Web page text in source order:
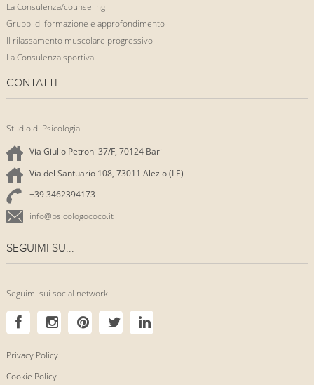
La Consulenza/counseling
Gruppi di formazione e approfondimento
Il rilassamento muscolare progressivo
La Consulenza sportiva
CONTATTI
Studio di Psicologia
Via Giulio Petroni 37/F, 70124 Bari
Via del Santuario 108, 73011 Alezio (LE)
+39 3462394173
info@psicologococo.it
SEGUIMI SU...
Seguimi sui social network
Privacy Policy
Cookie Policy